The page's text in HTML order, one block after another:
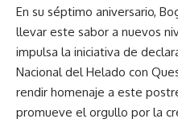
En su séptimo aniversario,
llevar este sabor a nuevos
impulsa la iniciativa de
Nacional del Helado con
rendir homenaje a este
promueve el orgullo por la